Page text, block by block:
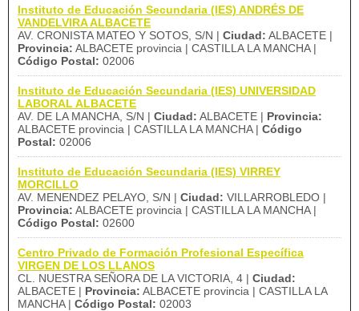
Instituto de Educación Secundaria (IES) ANDRÉS DE
VANDELVIRA ALBACETE
AV. CRONISTA MATEO Y SOTOS, S/N | Ciudad: ALBACETE |
Provincia: ALBACETE provincia | CASTILLA LA MANCHA |
Código Postal: 02006
Instituto de Educación Secundaria (IES) UNIVERSIDAD
LABORAL ALBACETE
AV. DE LA MANCHA, S/N | Ciudad: ALBACETE | Provincia:
ALBACETE provincia | CASTILLA LA MANCHA | Código
Postal: 02006
Instituto de Educación Secundaria (IES) VIRREY
MORCILLO
AV. MENENDEZ PELAYO, S/N | Ciudad: VILLARROBLEDO |
Provincia: ALBACETE provincia | CASTILLA LA MANCHA |
Código Postal: 02600
Centro Privado de Formación Profesional Específica
VIRGEN DE LOS LLANOS
CL. NUESTRA SEÑORA DE LA VICTORIA, 4 | Ciudad:
ALBACETE | Provincia: ALBACETE provincia | CASTILLA LA
MANCHA | Código Postal: 02003